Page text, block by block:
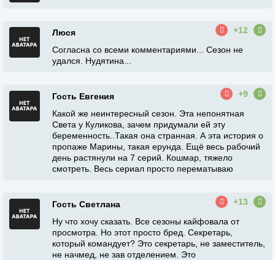
Люся
+12
Согласна со всеми комментариями... Сезон не
удался. Нудятина...
Гость Евгения
+9
Какой же неинтересный сезон. Эта непонятная
Света у Куликова, зачем придумали ей эту
беременность..Такая она странная. А эта история о
пропаже Марины, такая ерунда. Ещё весь рабочий
день растянули на 7 серий. Кошмар, тяжело
смотреть. Весь сериал просто перематываю
Гость Светлана
+13
Ну что хочу сказать. Все сезоны кайфовала от
просмотра. Но этот просто бред. Секретарь,
который командует? Это секретарь, не заместитель,
не начмед, не зав отделением. Это